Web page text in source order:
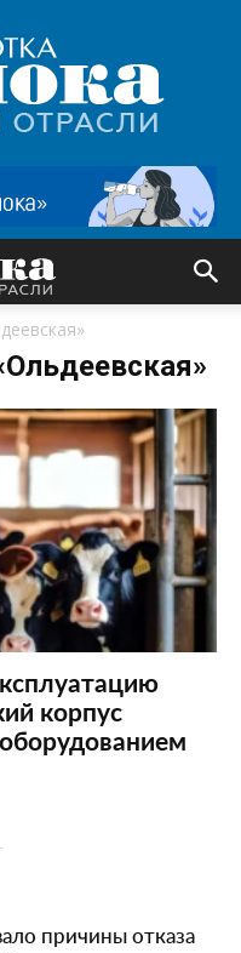
Переработка
молока
|
Новости
корпус
причины отказа